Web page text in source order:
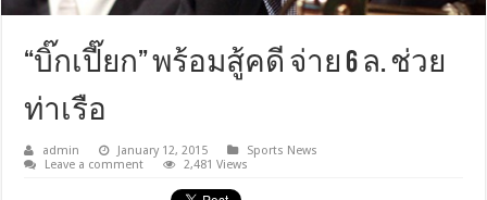
“บิ๊กเปี๊ยก” พร้อมสู้คดี จ่าย 6 ล. ช่วย
ท่าเรือ
admin January 12, 2015
Sports News
Leave a comment
2,481 Views